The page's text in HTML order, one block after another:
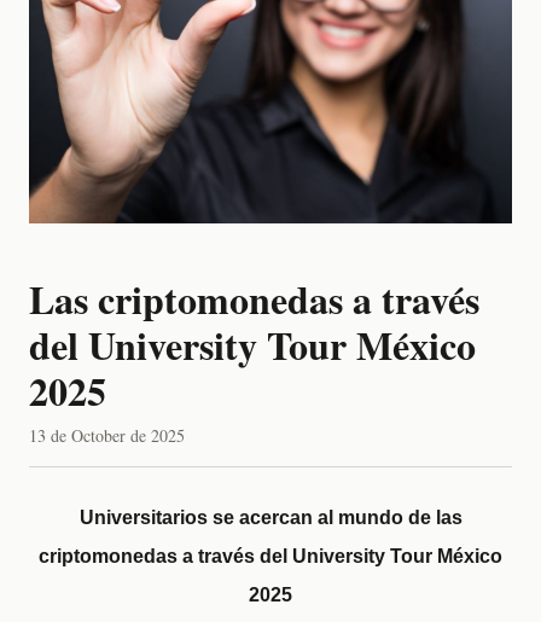
Las criptomonedas a través
del University Tour México
2025
13 de October de 2025
Universitarios se acercan al mundo de las
criptomonedas a través del University Tour México
2025